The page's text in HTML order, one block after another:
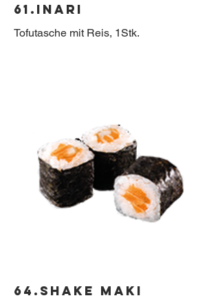
61.Inari
Tofutasche mit Reis, 1Stk.
64.Shake Maki